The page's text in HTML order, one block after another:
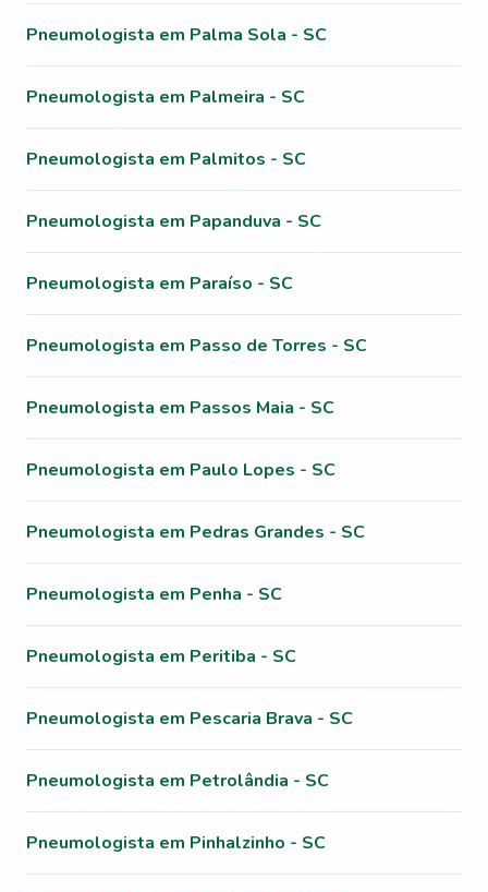
Pneumologista em Palma Sola - SC
Pneumologista em Palmeira - SC
Pneumologista em Palmitos - SC
Pneumologista em Papanduva - SC
Pneumologista em Paraíso - SC
Pneumologista em Passo de Torres - SC
Pneumologista em Passos Maia - SC
Pneumologista em Paulo Lopes - SC
Pneumologista em Pedras Grandes - SC
Pneumologista em Penha - SC
Pneumologista em Peritiba - SC
Pneumologista em Pescaria Brava - SC
Pneumologista em Petrolândia - SC
Pneumologista em Pinhalzinho - SC